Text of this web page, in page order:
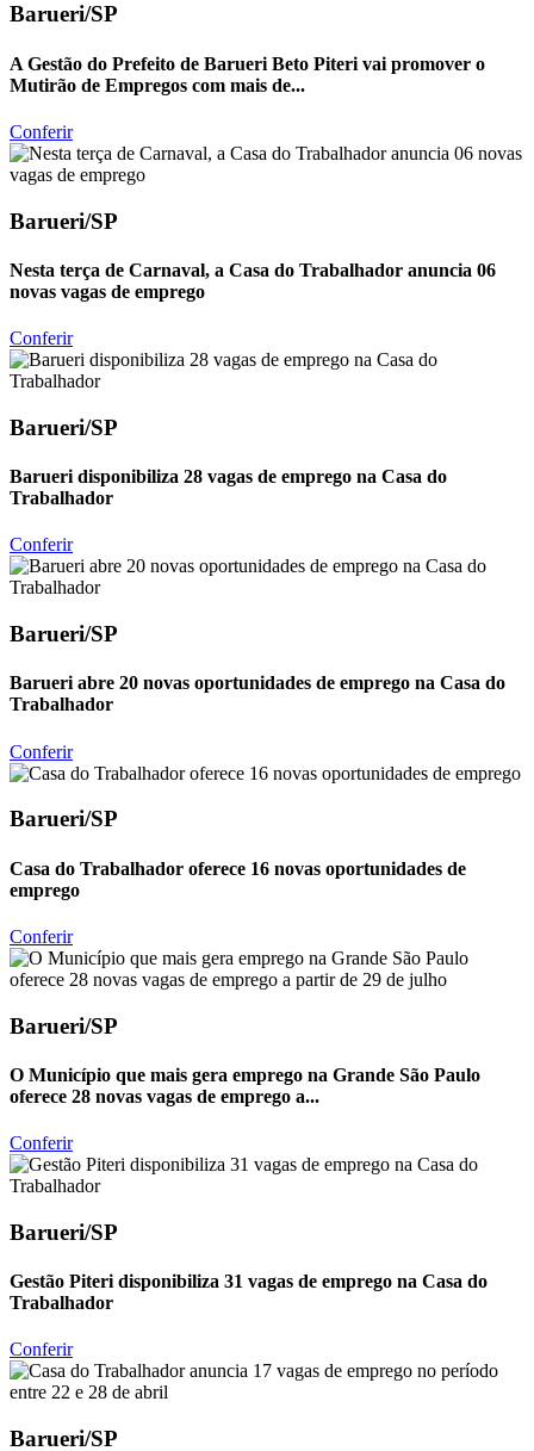
Barueri/SP
A Gestão do Prefeito de Barueri Beto Piteri vai promover o
Mutirão de Empregos com mais de...
Conferir
Barueri/SP
Nesta terça de Carnaval, a Casa do Trabalhador anuncia 06
novas vagas de emprego
Conferir
Barueri/SP
Barueri disponibiliza 28 vagas de emprego na Casa do
Trabalhador
Conferir
Barueri/SP
Barueri abre 20 novas oportunidades de emprego na Casa do
Trabalhador
Conferir
Barueri/SP
Casa do Trabalhador oferece 16 novas oportunidades de
emprego
Conferir
Barueri/SP
O Município que mais gera emprego na Grande São Paulo
oferece 28 novas vagas de emprego a...
Conferir
Barueri/SP
Gestão Piteri disponibiliza 31 vagas de emprego na Casa do
Trabalhador
Conferir
Barueri/SP